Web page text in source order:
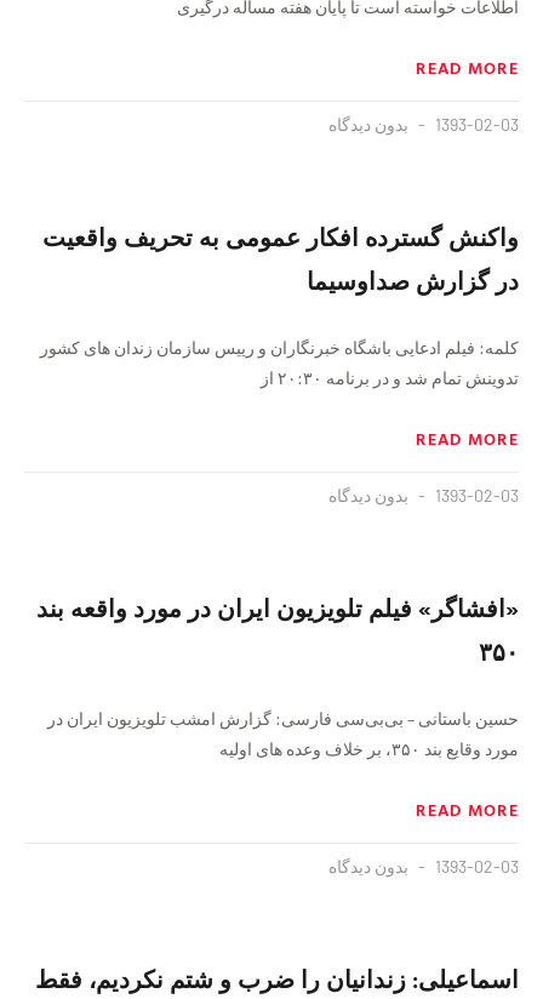
اطلاعات خواسته است تا پایان هفته مساله درگیری
READ MORE
1393-02-03 بدون دیدگاه
واکنش گسترده افکار عمومی به تحریف واقعیت
در گزارش صداوسیما
کلمه: فیلم ادعایی باشگاه خبرنگاران و رییس سازمان زندان های کشور
تدوینش تمام شد و در برنامه ۲۰:۳۰ از
READ MORE
1393-02-03 بدون دیدگاه
«افشاگر» فیلم تلویزیون ایران در مورد واقعه بند
۳۵۰
حسین باستانی – بی‌بی‌سی فارسی: گزارش امشب تلویزیون ایران در
مورد وقایع بند ۳۵۰، بر خلاف وعده های اولیه
READ MORE
1393-02-03 بدون دیدگاه
اسماعیلی: زندانیان را ضرب و شتم نکردیم، فقط